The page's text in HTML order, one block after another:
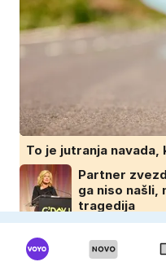
To je jutranja navada,
Partner
ga niso našli,
tragedija
Zakaj novi
gume?